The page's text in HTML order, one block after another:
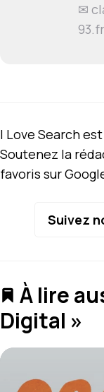
✉
93.fr
I Love Search
Soutenez la
favoris sur
Suivez
À lire
Digital »